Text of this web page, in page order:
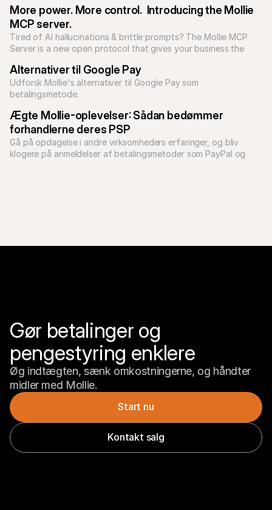
More power. More control.  Introducing the Mollie
MCP server.
Tired of AI hallucinations & brittle prompts? The Mollie MCP
Server is a new open protocol that gives your business the
Alternativer til Google Pay
Udforsk Mollie's alternativer til Google Pay som
betalingsmetode.
Ægte Mollie-oplevelser: Sådan bedømmer
forhandlerne deres PSP
Gå på opdagelse i andre virksomheders erfaringer, og bliv
klogere på anmeldelser af betalingsmetoder som PayPal og
Gør betalinger og
pengestyring enklere
Øg indtægten, sænk omkostningerne, og håndter
midler med Mollie.
Start nu
Kontakt salg